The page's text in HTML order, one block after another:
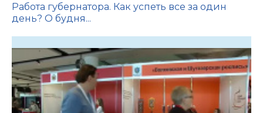
Работа губернатора. Как успеть все за один
день? О будня...